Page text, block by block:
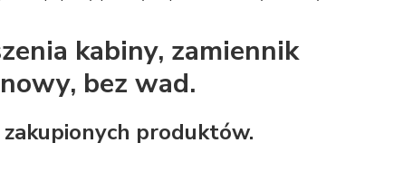
kabiny, zamiennik
bez wad.
produktów.